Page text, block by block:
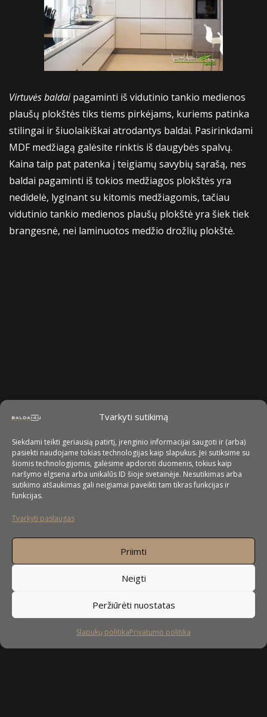
Tvarkyti sutikimą
Siekdami teikti geriausią patirtį, įrenginio informacijai saugoti ir (arba)
pasiekti naudojame tokias technologijas kaip slapukus. Jei sutiksime su
šiomis technologijomis, galėsime apdoroti duomenis, tokius kaip
naršymo elgsena arba unikalūs ID šioje svetainėje. Nesutikimas arba
sutikimo atšaukimas gali neigiamai paveikti tam tikras funkcijas ir
funkcijas.
Tvarkyti paslaugas
Priimti
Neigti
Peržiūrėti nuostatas
Slapukų politikaPrivatumo politika
Virtuvės baldaipagaminti iš vidutinio tankio medienos
plaušų plokštės tiks tiems pirkėjams, kuriems patinka
stilingai ir šiuolaikiškai atrodantys baldai. Pasirinkdami
MDF medžiagą galėsite rinktis iš daugybės spalvų.
Kaina taip pat patenka į teigiamų savybių sąrašą, nes
baldai pagaminti iš tokios medžiagos plokštės yra
nedidelė, lyginant su kitomis medžiagomis, tačiau
vidutinio tankio medienos plaušų plokštė yra šiek tiek
brangesnė, nei laminuotos medžio drožlių plokštė.
Sekite mus